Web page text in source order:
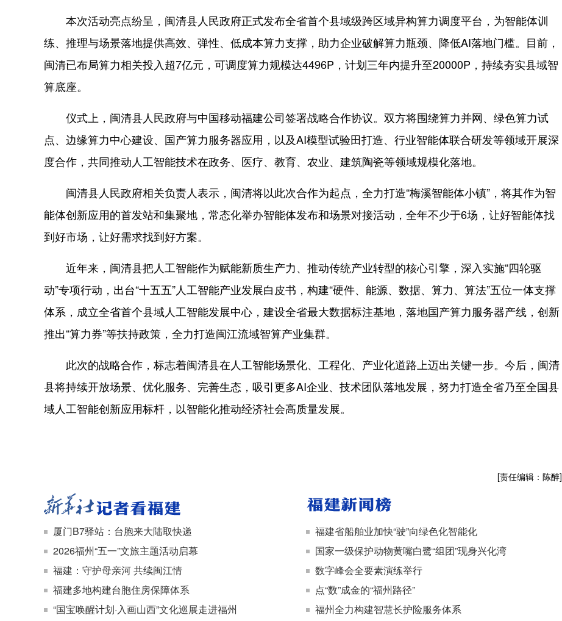
本次活动亮点纷呈，闽清县人民政府正式发布全省首个县域级跨区域异构算力调度平台，为智能体训
练、推理与场景落地提供高效、弹性、低成本算力支撑，助力企业破解算力瓶颈、降低AI落地门槛。目前，
闽清已布局算力相关投入超7亿元，可调度算力规模达4496P，计划三年内提升至20000P，持续夯实县域智
算底座。
仪式上，闽清县人民政府与中国移动福建公司签署战略合作协议。双方将围绕算力并网、绿色算力试
点、边缘算力中心建设、国产算力服务器应用，以及AI模型试验田打造、行业智能体联合研发等领域开展深
度合作，共同推动人工智能技术在政务、医疗、教育、农业、建筑陶瓷等领域规模化落地。
闽清县人民政府相关负责人表示，闽清将以此次合作为起点，全力打造“梅溪智能体小镇”，将其作为智
能体创新应用的首发站和集聚地，常态化举办智能体发布和场景对接活动，全年不少于6场，让好智能体找
到好市场，让好需求找到好方案。
近年来，闽清县把人工智能作为赋能新质生产力、推动传统产业转型的核心引擎，深入实施“四轮驱
动”专项行动，出台“十五五”人工智能产业发展白皮书，构建“硬件、能源、数据、算力、算法”五位一体支撑
体系，成立全省首个县域人工智能发展中心，建设全省最大数据标注基地，落地国产算力服务器产线，创新
推出“算力券”等扶持政策，全力打造闽江流域智算产业集群。
此次的战略合作，标志着闽清县在人工智能场景化、工程化、产业化道路上迈出关键一步。今后，闽清
县将持续开放场景、优化服务、完善生态，吸引更多AI企业、技术团队落地发展，努力打造全省乃至全国县
域人工智能创新应用标杆，以智能化推动经济社会高质量发展。
[责任编辑：陈醉]
厦门B7驿站：台胞来大陆取快递
2026福州“五一”文旅主题活动启幕
福建：守护母亲河 共续闽江情
福建多地构建台胞住房保障体系
“国宝唤醒计划·入画山西”文化巡展走进福州
福建省船舶业加快“驶”向绿色化智能化
国家一级保护动物黄嘴白鹭“组团”现身兴化湾
数字峰会全要素演练举行
点“数”成金的“福州路径”
福州全力构建智慧长护险服务体系